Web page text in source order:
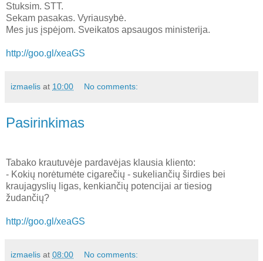
Stuksim. STT.
Sekam pasakas. Vyriausybė.
Mes jus įspėjom. Sveikatos apsaugos ministerija.
http://goo.gl/xeaGS
izmaelis at 10:00 No comments:
Pasirinkimas
Tabako krautuvėje pardavėjas klausia kliento:
- Kokių norėtumėte cigarečių - sukeliančių širdies bei
kraujagyslių ligas, kenkiančių potencijai ar tiesiog
žudančių?
http://goo.gl/xeaGS
izmaelis at 08:00 No comments: